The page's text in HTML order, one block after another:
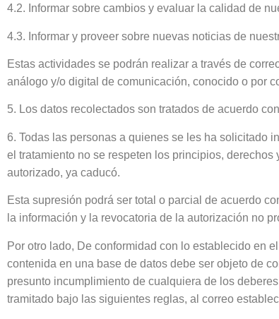
4.2. Informar sobre cambios y evaluar la calidad de
4.3. Informar y proveer sobre nuevas noticias de
Estas actividades se podrán realizar a través de
análogo y/o digital de comunicación, conocido o por
5. Los datos recolectados son tratados de acuerdo
6. Todas las personas a quienes se les ha solicitado
el tratamiento no se respeten los principios,
autorizado, ya caducó.
Esta supresión podrá ser total o parcial de acuerdo
la información y la revocatoria de la autorización no
Por otro lado, De conformidad con lo establecido en
contenida en una base de datos debe ser objeto de
presunto incumplimiento de cualquiera de los
tramitado bajo las siguientes reglas, al correo